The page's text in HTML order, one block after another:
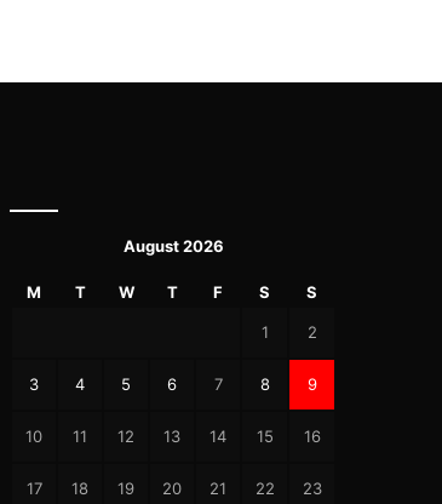
August 2026
M T W T F S S
1 2
3 4 5 6 7 8 9
10 11 12 13 14 15 16
17 18 19 20 21 22 23